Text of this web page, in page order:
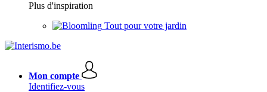
Plus d'inspiration
Tout pour votre jardin
Mon compte
Identifiez-vous